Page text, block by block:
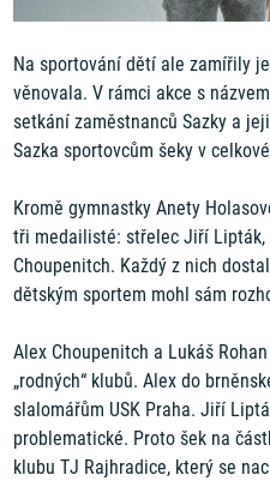
Na sportování dětí ale zamířily
věnovala. V rámci akce s
setkání zaměstnanců Sazky a
Sazka sportovcům šeky v
Kromě gymnastky Anety
tři medailisté: střelec Jiří Lipták,
Choupenitch. Každý z nich
dětským sportem mohl sám
Alex Choupenitch a Lukáš
„rodných“ klubů. Alex do
slalomářům USK Praha. Jiří
problematické. Proto šek na
klubu TJ Rajhradice, který se